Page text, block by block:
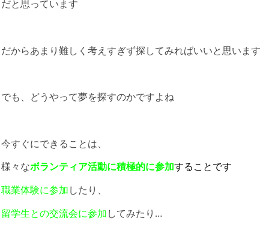
だと思っています
だからあまり難しく考えすぎず探してみればいいと思います
でも、どうやって夢を探すのかですよね
今すぐにできることは、
様々なボランティア活動に積極的に参加することです
職業体験に参加したり、
留学生との交流会に参加してみたり…